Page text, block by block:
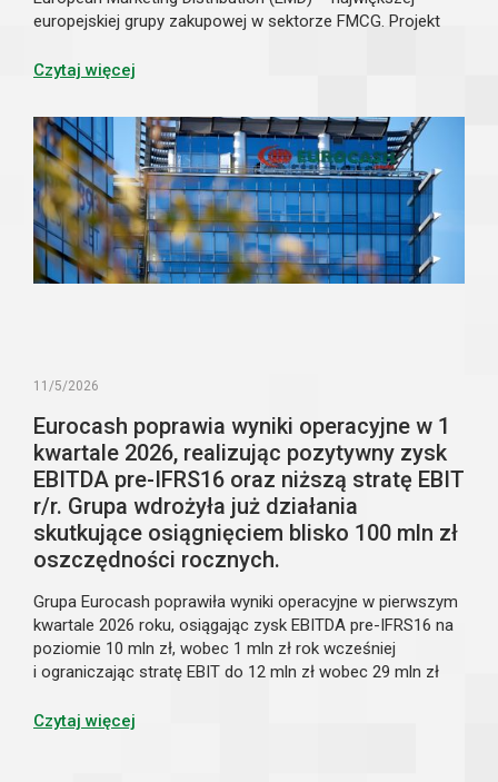
europejskiej grupy zakupowej w sektorze FMCG. Projekt
UNITAS sp. z o.o., na której utworzenie podmioty
Umowa regulująca zasady reprezentowania partnerów
przez spółkę UNITAS została podpisana 21 maja 2026 r.
w Warszawie.
Czytaj więcej
11/5/2026
Eurocash poprawia wyniki operacyjne w 1
kwartale 2026, realizując pozytywny zysk
EBITDA pre-IFRS16 oraz niższą stratę EBIT
r/r. Grupa wdrożyła już działania
skutkujące osiągnięciem blisko 100 mln zł
oszczędności rocznych.
Grupa Eurocash poprawiła wyniki operacyjne w pierwszym
kwartale 2026 roku, osiągając zysk EBITDA pre-IFRS16 na
poziomie 10 mln zł, wobec 1 mln zł rok wcześniej
i ograniczając stratę EBIT do 12 mln zł wobec 29 mln zł
przychody były w dużej mierze efektem konsekwentnie
Czytaj więcej